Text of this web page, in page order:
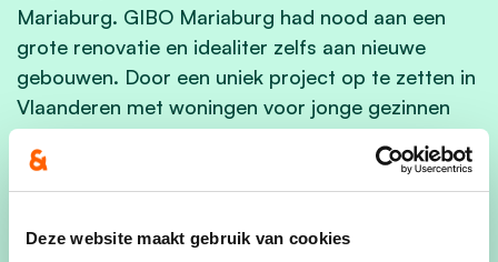
Deze website maakt gebruik van cookies
Mariaburg. GIBO Mariaburg had nood aan een
grote renovatie en idealiter zelfs aan nieuwe
gebouwen. Door een uniek project op te zetten in
Vlaanderen met woningen voor jonge gezinnen
boven de school is cd&v er toen in geslaagd om
wonen in Brasschaat toegankelijk te houden voor
jonge starters en tegelijk een nieuw
schoolgebouw te realiseren. En dat viel toen